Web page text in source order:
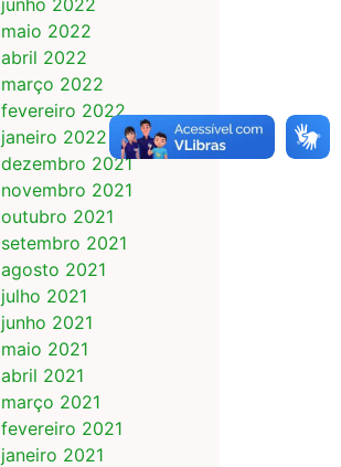
junho 2022
maio 2022
abril 2022
março 2022
fevereiro 2022
janeiro 2022
dezembro 2021
novembro 2021
outubro 2021
setembro 2021
agosto 2021
julho 2021
junho 2021
maio 2021
abril 2021
março 2021
fevereiro 2021
janeiro 2021